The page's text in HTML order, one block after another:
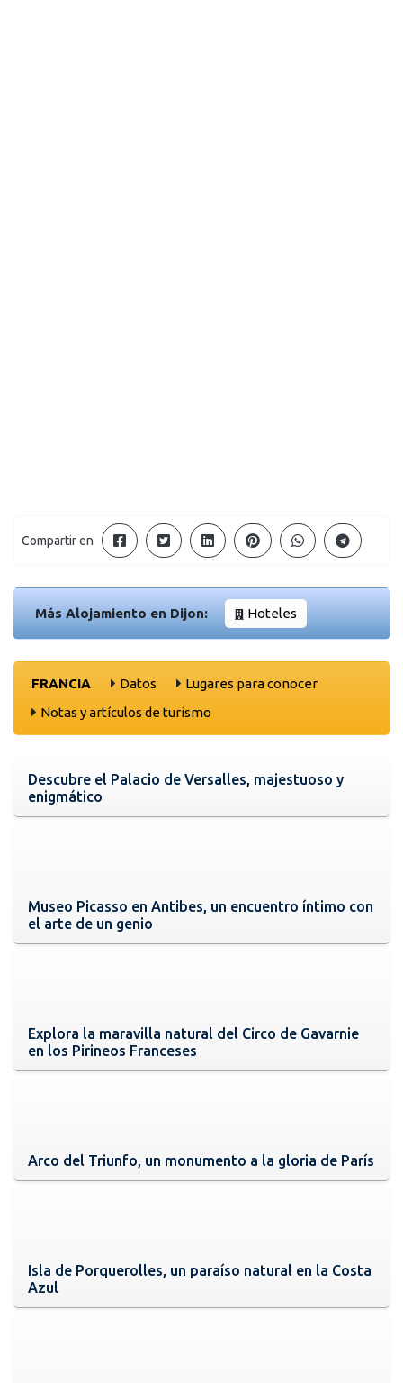
Compartir en
Más Alojamiento en Dijon: Hoteles
FRANCIA Datos
Lugares para conocer
Notas y artículos de turismo
Descubre el Palacio de Versalles, majestuoso y
enigmático
Museo Picasso en Antibes, un encuentro íntimo con
el arte de un genio
Explora la maravilla natural del Circo de Gavarnie
en los Pirineos Franceses
Arco del Triunfo, un monumento a la gloria de París
Isla de Porquerolles, un paraíso natural en la Costa
Azul